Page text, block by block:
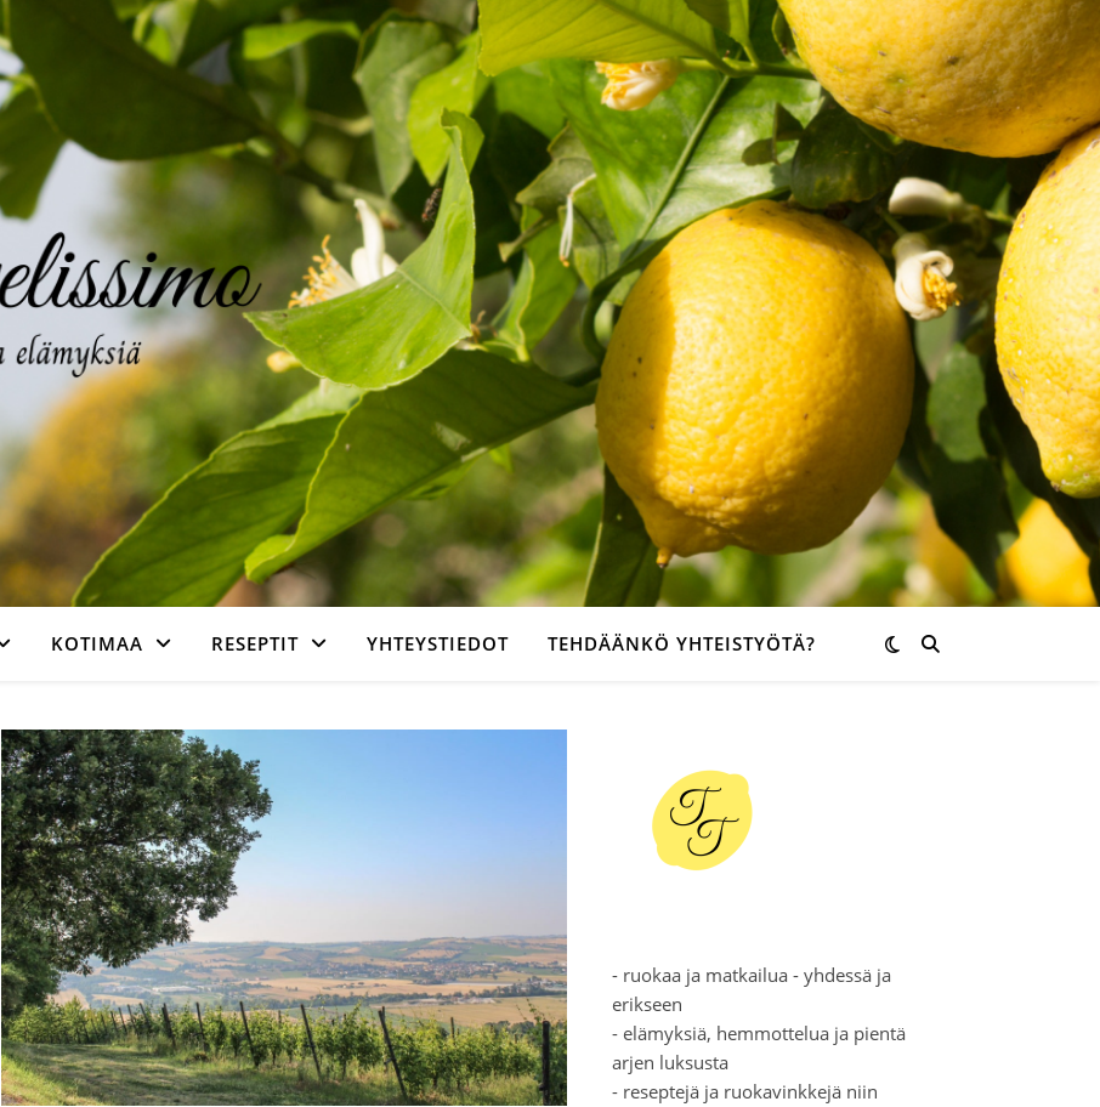
KOTIMAA RESEPTIT YHTEYSTIEDOT TEHDÄÄNKÖ YHTEISTYÖTÄ?
- ruokaa ja matkailua - yhdessä ja
erikseen
- elämyksiä, hemmottelua ja pientä
arjen luksusta
- reseptejä ja ruokavinkkejä niin